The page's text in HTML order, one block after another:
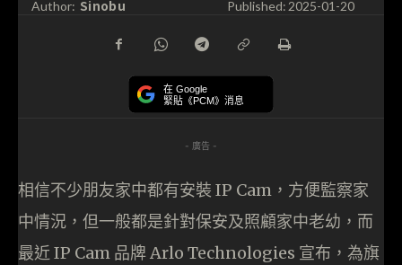
Author: Sinobu Published:2025-01-20
在 Google
緊貼《PCM》消息
- 廣告 -
相信不少朋友家中都有安裝 IP Cam，方便監察家
中情況，但一般都是針對保安及照顧家中老幼，而
最近 IP Cam 品牌 Arlo Technologies 宣布，為旗